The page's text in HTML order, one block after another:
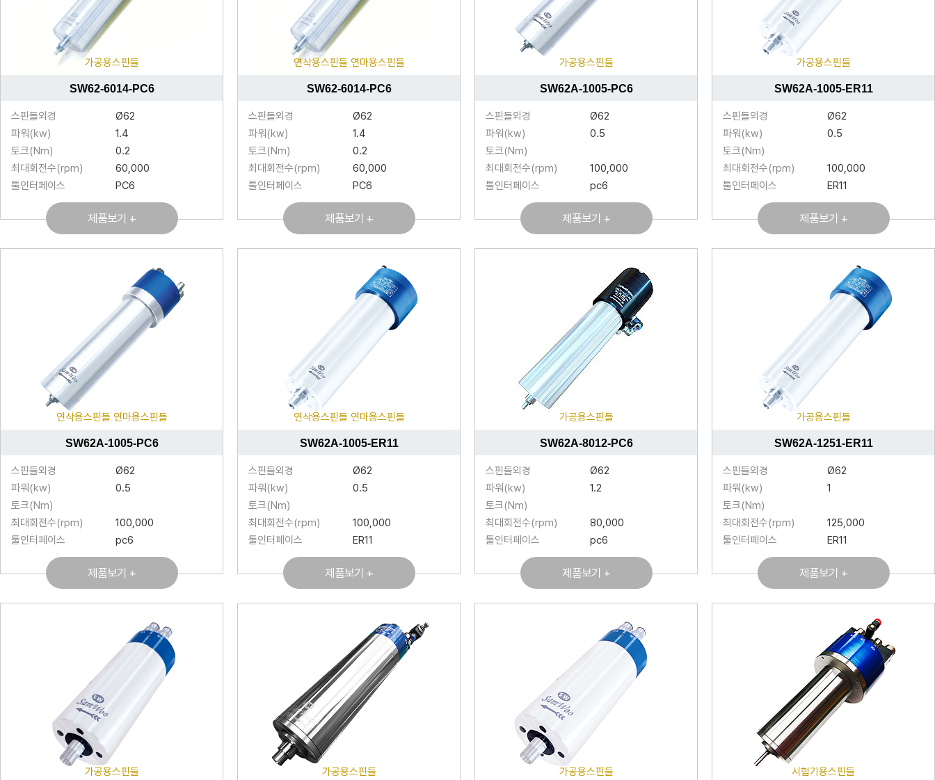
가공용스핀들
SW62-6014-PC6
스핀들외경
Ø62
파워(kw)
1.4
토크(Nm)
0.2
최대회전수(rpm)
60,000
툴인터페이스
PC6
제품보기 +
연삭용스핀들 연마용스핀들
SW62-6014-PC6
스핀들외경
Ø62
파워(kw)
1.4
토크(Nm)
0.2
최대회전수(rpm)
60,000
툴인터페이스
PC6
제품보기 +
가공용스핀들
SW62A-1005-PC6
스핀들외경
Ø62
파워(kw)
0.5
토크(Nm)
최대회전수(rpm)
100,000
툴인터페이스
pc6
제품보기 +
가공용스핀들
SW62A-1005-ER11
스핀들외경
Ø62
파워(kw)
0.5
토크(Nm)
최대회전수(rpm)
100,000
툴인터페이스
ER11
제품보기 +
연삭용스핀들 연마용스핀들
SW62A-1005-PC6
스핀들외경
Ø62
파워(kw)
0.5
토크(Nm)
최대회전수(rpm)
100,000
툴인터페이스
pc6
제품보기 +
연삭용스핀들 연마용스핀들
SW62A-1005-ER11
스핀들외경
Ø62
파워(kw)
0.5
토크(Nm)
최대회전수(rpm)
100,000
툴인터페이스
ER11
제품보기 +
가공용스핀들
SW62A-8012-PC6
스핀들외경
Ø62
파워(kw)
1.2
토크(Nm)
최대회전수(rpm)
80,000
툴인터페이스
pc6
제품보기 +
가공용스핀들
SW62A-1251-ER11
스핀들외경
Ø62
파워(kw)
1
토크(Nm)
최대회전수(rpm)
125,000
툴인터페이스
ER11
제품보기 +
가공용스핀들 가공용스핀들 가공용스핀들 시험기용스핀들